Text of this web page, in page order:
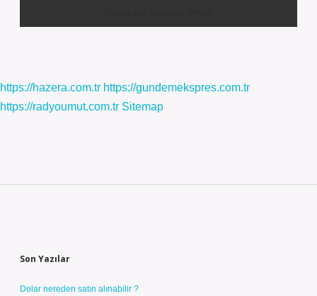
https://hazera.com.tr https://gundemekspres.com.tr
https://radyoumut.com.tr Sitemap
Son Yazılar
Dolar nereden satın alınabilir ?